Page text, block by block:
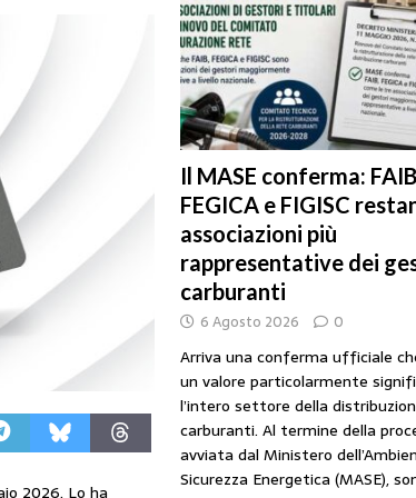
triennale firmata con Faib, Fegica e Figisc
COMUNICATI
non decidono i prezzi. Basta scaricare su di loro le
non diventino una presunzione di colpevolezza
ADULTERATI: ALTRA SITUAZIONE GRAVE MA NON SERIA
2026. Lo ha
Il MASE conferma:
FEGICA e FIGISC
associazioni più
rappresentative dei
carburanti
6 Agosto 2026 0
Arriva una conferma ufficiale
un valore particolarmente
l’intero settore della
carburanti. Al termine della
avviata dal Ministero
Sicurezza Energetica (MASE),